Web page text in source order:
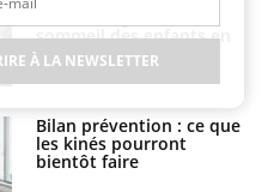
sommeil des enfants en
vacances ?
Bilan prévention : ce que
les kinés pourront
bientôt faire
À LA NEWSLETTER